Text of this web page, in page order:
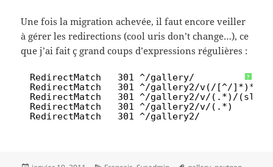
Une fois la migration achevée, il faut encore veiller
à gérer les redirections (cool uris don’t change…), ce
que j’ai fait ç grand coups d’expressions régulières :
?
1
2
3
4
5
RedirectMatch   301 ^/gallery/
RedirectMatch   301 ^/gallery2/v(/[^/
RedirectMatch   301 ^/gallery2/v/(.*)/
RedirectMatch   301 ^/gallery2/
RedirectMatch   301 ^/gallery2/